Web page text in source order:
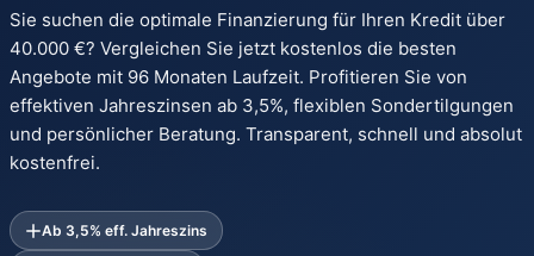
Sie suchen die optimale Finanzierung für Ihren Kredit über
40.000 €? Vergleichen Sie jetzt kostenlos die besten
Angebote mit 96 Monaten Laufzeit. Profitieren Sie von
effektiven Jahreszinsen ab 3,5%, flexiblen Sondertilgungen
und persönlicher Beratung. Transparent, schnell und absolut
kostenfrei.
Ab 3,5% eff. Jahreszins